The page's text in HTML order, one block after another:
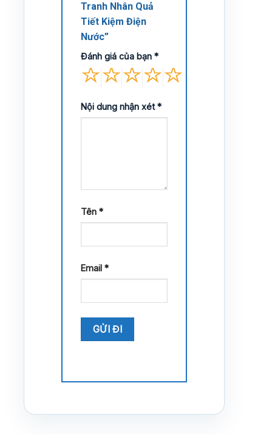
Tranh Nhân Quả
Tiết Kiệm Điện
Nước”
Đánh giá của bạn *
Nội dung nhận xét*
Tên *
Email *